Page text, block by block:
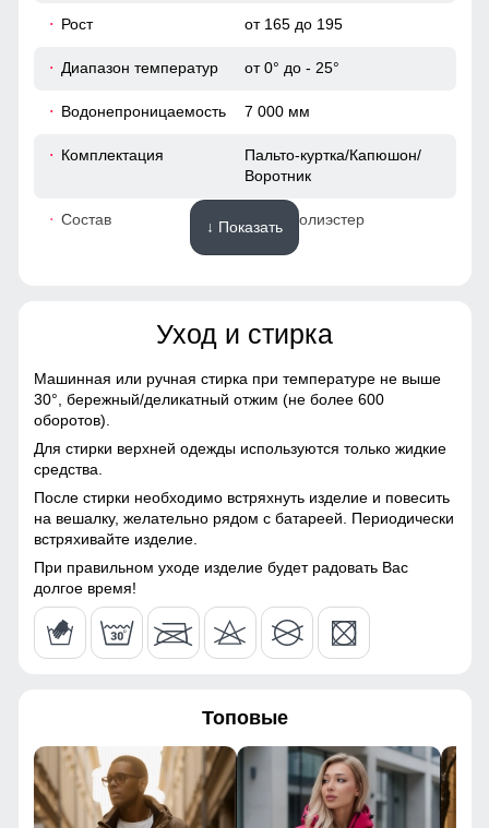
Это специальные элементы, предназначенные для
регулировки его объема и плотности прилегания к голове.
Они помогают защитить от ветра и дождя, обеспечивая
комфорт и тепло.
Двубортная съёмная подкладка!
Обеспечивает дополнительное тепло в холодную погоду,
легко снимается при потеплении. Стильный двубортный
52
75
64
Рост от 165 до 195
Диапазон температур от 0° до - 25°
Водонепроницаемость 7 000 мм
Комплектация
Пальто-куртка/Капюшон/
Воротник
Состав 100% Полиэстер
Мембранные материалы,
Полиэстер, Плащевка,
материалы
Материал подкладки
капюшона
Материал подкладки
кармана
Материал наполнителя Синтепон
Фактура материала Шероховатая, стеганная
кв.м)
Конструктивные особенности
↓ Показать
Уход и стирка
Машинная или ручная стирка при температуре не выше
30°, бережный/деликатный отжим (не более 600
оборотов).
Для стирки верхней одежды используются только жидкие
средства.
После стирки необходимо встряхнуть изделие и повесить
на вешалку, желательно рядом с батареей. Периодически
встряхивайте изделие.
При правильном уходе изделие будет радовать Вас
долгое время!
Топовые